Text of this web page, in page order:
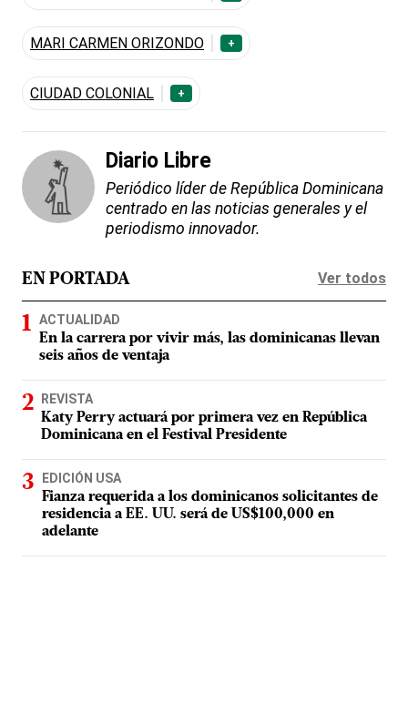
MARI CARMEN ORIZONDO +
CIUDAD COLONIAL +
Diario Libre
Periódico líder de República Dominicana
centrado en las noticias generales y el
periodismo innovador.
EN PORTADA Ver todos
ACTUALIDAD
En la carrera por vivir más, las dominicanas llevan
seis años de ventaja
REVISTA
Katy Perry actuará por primera vez en República
Dominicana en el Festival Presidente
EDICIÓN USA
Fianza requerida a los dominicanos solicitantes de
residencia a EE. UU. será de US$100,000 en
adelante